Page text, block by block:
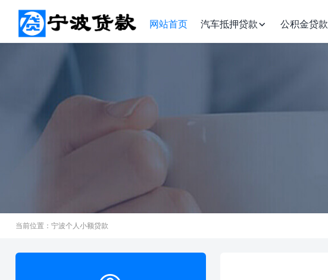
网站首页 汽车抵押贷款 公积金贷款
当前位置：宁波个人小额贷款